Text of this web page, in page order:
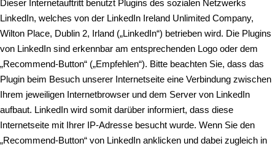
Dieser Internetauftritt benutzt Plugins des sozialen Netzwerks
LinkedIn, welches von der LinkedIn Ireland Unlimited Company,
Wilton Place, Dublin 2, Irland („LinkedIn“) betrieben wird. Die Plugins
von LinkedIn sind erkennbar am entsprechenden Logo oder dem
„Recommend-Button“ („Empfehlen“). Bitte beachten Sie, dass das
Plugin beim Besuch unserer Internetseite eine Verbindung zwischen
Ihrem jeweiligen Internetbrowser und dem Server von LinkedIn
aufbaut. LinkedIn wird somit darüber informiert, dass diese
Internetseite mit Ihrer IP-Adresse besucht wurde. Wenn Sie den
„Recommend-Button“ von LinkedIn anklicken und dabei zugleich in